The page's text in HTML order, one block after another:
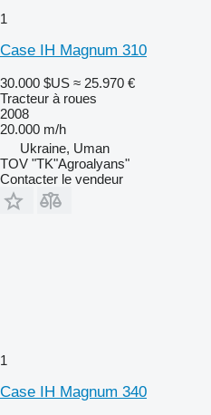
1
Case IH Magnum 310
30.000 $US ≈ 25.970 €
Tracteur à roues
2008
20.000 m/h
Ukraine, Uman
TOV "TK"Agroalyans"
Contacter le vendeur
1
Case IH Magnum 340